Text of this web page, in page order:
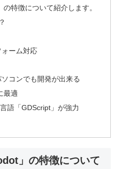
特徴について紹介します。
ーム対応
コンでも開発が出来る
最適
語「GDScript」が強力
」の特徴について